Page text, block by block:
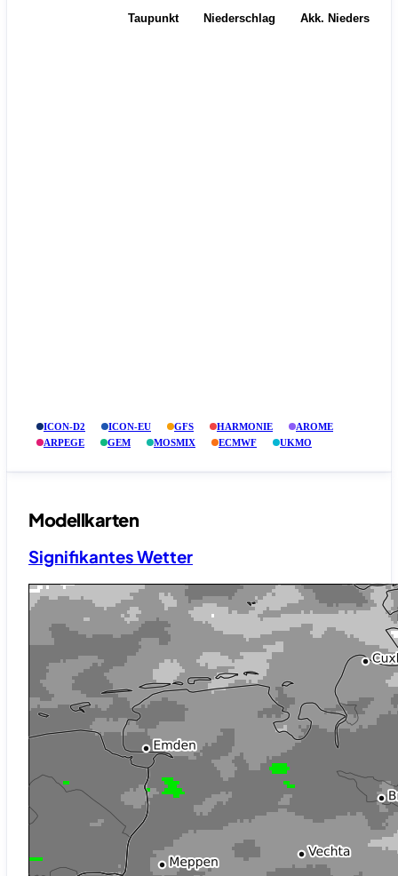
Taupunkt Niederschlag Akk.
ICON-D2 ICON-EU GFS HARMONIE
AROME
ARPEGE
GEM MOSMIX ECMWF UKMO
Modellkarten
Signifikantes Wetter